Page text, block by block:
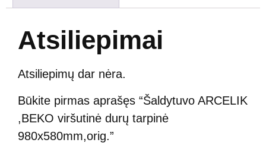
Atsiliepimai
Atsiliepimų dar nėra.
Būkite pirmas aprašęs “Šaldytuvo ARCELIK
,BEKO viršutinė durų tarpinė
980x580mm,orig.”